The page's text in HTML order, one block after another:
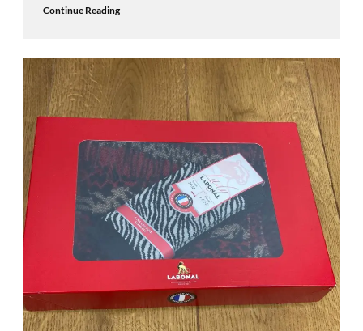
Continue Reading